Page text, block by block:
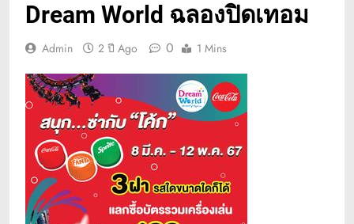
Dream World ฉลองปิดเทอม
Admin 2 ปี Ago 0 1 Mins